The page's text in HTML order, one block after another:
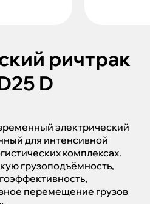
ричтрак
D
электрический
для интенсивной
комплексах.
грузоподъёмность,
перемещение грузов